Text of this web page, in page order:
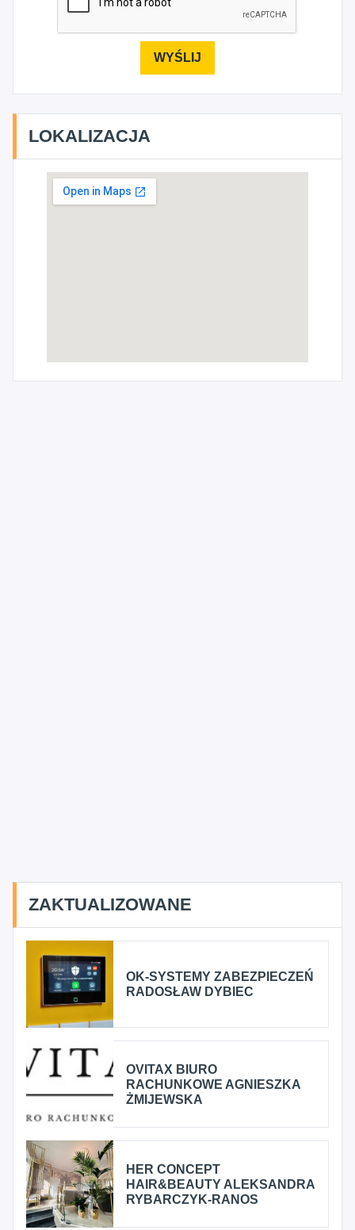
LOKALIZACJA
ZAKTUALIZOWANE
OK-SYSTEMY ZABEZPIECZEŃ
RADOSŁAW DYBIEC
OVITAX BIURO
RACHUNKOWE AGNIESZKA
ŻMIJEWSKA
HER CONCEPT
HAIR&BEAUTY ALEKSANDRA
RYBARCZYK-RANOS